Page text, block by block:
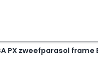
PX zweefparasol frame